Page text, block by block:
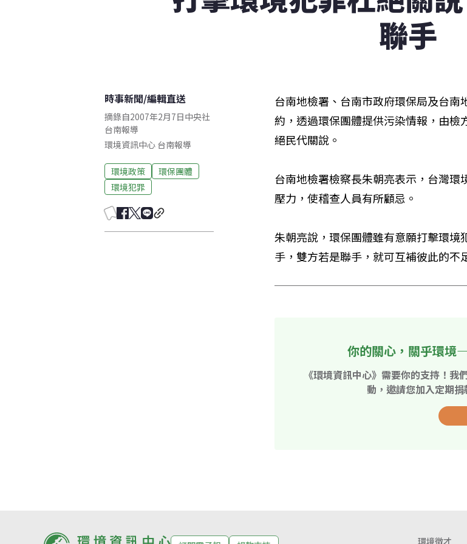
聯手
時事新聞/編輯直送
摘錄自2007年2月7日中央社
台南報導
環境資訊中心 台南報導
環境政策
環保團體
環境犯罪
台南地檢署、台南市政府環保局及台
約，透過環保團體提供污染情報，由
絕民代關說。
台南地檢署檢察長朱朝亮表示，台灣
壓力，使稽查人員有所顧忌。
朱朝亮說，環保團體雖有意願打擊環
手，雙方若是聯手，就可互補彼此的不
你的關心，關乎環境
《環境資訊中心》需要你的支持！
動，邀請您加入定期
環境徵才